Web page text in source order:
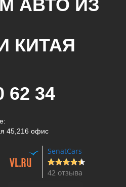
АВТО ИЗ
КИТАЯ
62 34
45,216 офис
SenatCars
42 отзыва